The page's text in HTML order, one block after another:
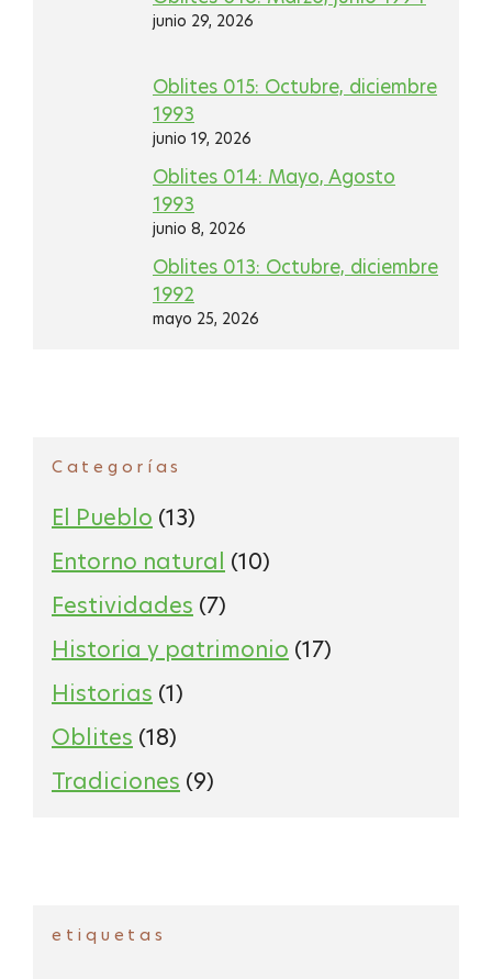
junio 29, 2026
Oblites 015: Octubre, diciembre
1993
junio 19, 2026
Oblites 014: Mayo, Agosto
1993
junio 8, 2026
Oblites 013: Octubre, diciembre
1992
mayo 25, 2026
Categorías
El Pueblo (13)
Entorno natural
(10)
Festividades (7)
Historia y patrimonio (17)
Historias (1)
Oblites (18)
Tradiciones (9)
etiquetas